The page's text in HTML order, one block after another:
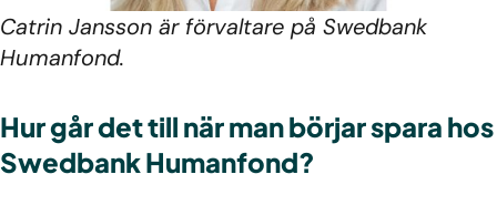
Catrin Jansson är förvaltare på Swedbank
Humanfond.
Hur går det till när man börjar spara hos
Swedbank Humanfond?